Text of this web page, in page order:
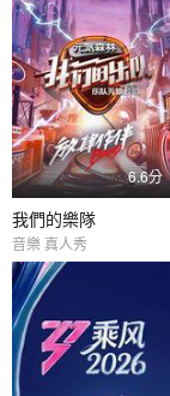
6.6分
我們的樂隊
音樂 真人秀